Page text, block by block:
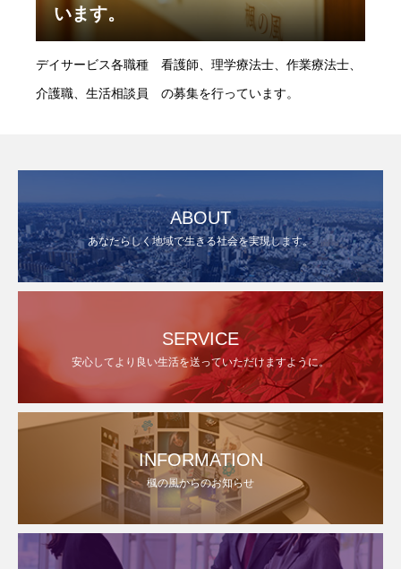
います。
デイサービス各職種 看護師、理学療法士、作業療法士、
介護職、生活相談員 の募集を行っています。
ABOUT
あなたらしく地域で生きる社会を実現します。
SERVICE
安心してより良い生活を送っていただけますように。
INFORMATION
楓の風からのお知らせ